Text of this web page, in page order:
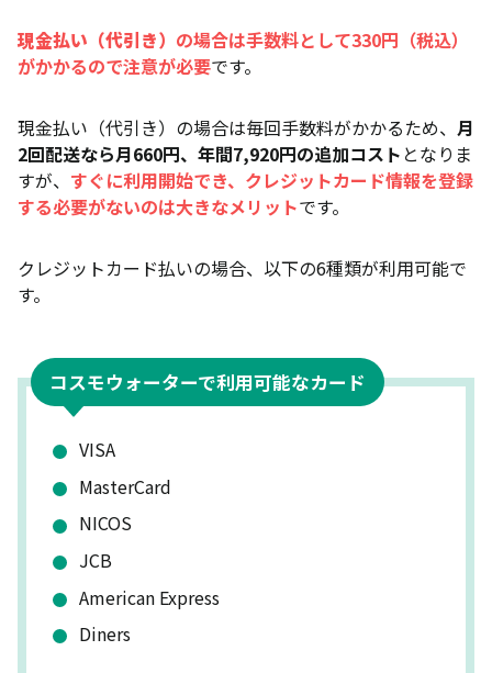
現金払い（代引き） の場合は手数料として330円（税込）
がかかるので注意が必要です。
現金払い（代引き）の場合は毎回手数料がかかるため、 月
2回配送なら月660円、年間7,920円の追加コスト となりま
すが、 すぐに利用開始でき、クレジットカード情報を登録
する必要がないのは大きなメリットです。
クレジットカード払いの場合、以下の6種類が利用可能で
す。
コスモウォーターで利用可能なカード
VISA
MasterCard
NICOS
JCB
American Express
Diners